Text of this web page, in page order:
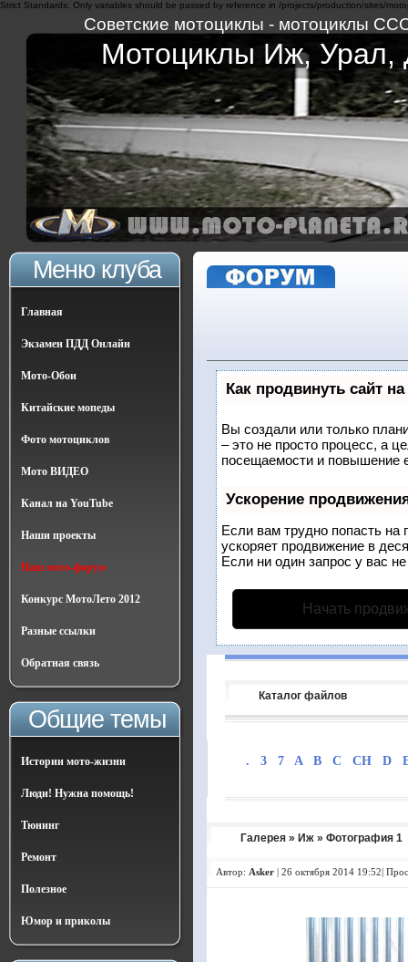
Strict Standards: Only variables should be passed by reference in /projects/production/sites/
Советские мотоциклы - мотоциклы
Мотоциклы Иж, Урал,
Меню клуба
Главная
Экзамен ПДД Онлайн
Мото-Обои
Китайские мопеды
Фото мотоциклов
Мото ВИДЕО
Канал на YouTube
Наши проекты
Наш мото-форум
Конкурс МотоЛето 2012
Разные ссылки
Обратная связь
Общие темы
Истории мото-жизни
Люди! Нужна помощь!
Тюнинг
Ремонт
Полезное
Юмор и приколы
Как продвинуть сайт
Вы создали или только
– это не просто процесс, а
посещаемости и повышение
Ускорение
Если вам трудно попасть на
ускоряет продвижение в
Если ни один запрос у вас
Начать
Каталог файлов
. 3 7 A B C CH D
Галерея » Иж » Фотография 1
Автор: Asker | 26 октября 2014 19:52|